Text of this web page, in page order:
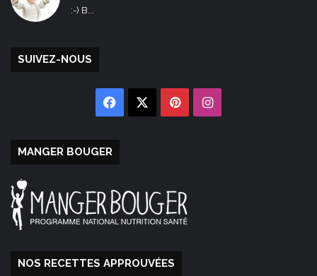
:-) B...
SUIVEZ-NOUS
Facebook PinterestInstagram
MANGER BOUGER
NOS RECETTES APPROUVÉES